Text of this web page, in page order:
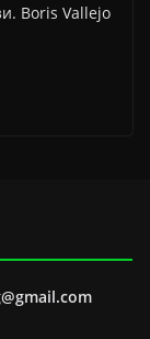
Boris Vallejo